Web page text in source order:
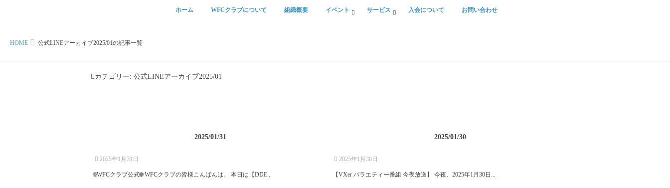
ホーム WFCクラブについて 組織概要 イベント サービス 入会について お問い合わせ
HOME 公式LINEアーカイブ2025/01の記事一覧
カテゴリー: 公式LINEアーカイブ2025/01
2025/01/31
2025年1月31日
🌐WFCクラブ公式🌐 WFCクラブの皆様こんばんは。 本日は【DDE...
2025/01/30
2025年1月30日
【VXer バラエティー番組 今夜放送】 今夜、2025年1月30日...